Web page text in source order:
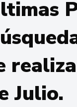
Julio.